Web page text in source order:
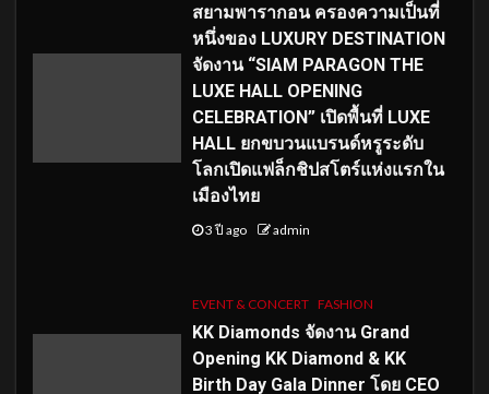
สยามพารากอน ครองความเป็นที่
หนึ่งของ LUXURY DESTINATION
จัดงาน “SIAM PARAGON THE
LUXE HALL OPENING
CELEBRATION” เปิดพื้นที่ LUXE
HALL ยกขบวนแบรนด์หรูระดับ
โลกเปิดแฟล็กชิปสโตร์แห่งแรกใน
เมืองไทย
3 ปี ago admin
EVENT & CONCERT FASHION
KK Diamonds จัดงาน Grand
Opening KK Diamond & KK
Birth Day Gala Dinner โดย CEO